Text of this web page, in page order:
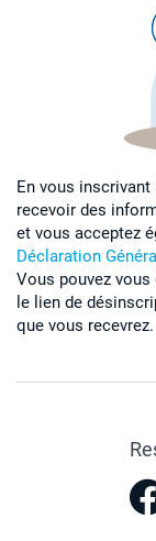
En vous inscrivant
recevoir des
et vous acceptez
Déclaration
Vous pouvez
le lien de
que vous recevrez.